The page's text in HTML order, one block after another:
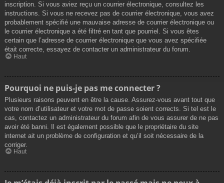
inscription. Si vous aviez reçu un courrier électronique, consultez les
instructions. Si vous ne recevez pas de courrier électronique, vous avez
probablement spécifié une mauvaise adresse de courrier électronique ou
le courrier électronique a été filtré en tant que pourriel. Si vous êtes
certain que l’adresse de courrier électronique que vous avez spécifiée
était correcte, essayez de contacter un administrateur du forum.
Haut
Pourquoi ne puis-je pas me connecter ?
Plusieurs raisons peuvent en être la cause. Assurez-vous avant tout que
votre nom d’utilisateur et votre mot de passe soient corrects. Si tel est le
cas, contactez un administrateur du forum afin de vous assurer de ne pas
avoir été banni. Il est également possible que le propriétaire du site
internet ait un problème de configuration et qu’il soit nécessaire de la
corriger.
Haut